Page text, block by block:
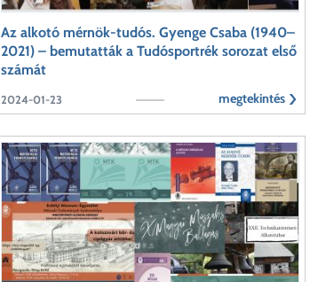
Az alkotó mérnök-tudós. Gyenge Csaba (1940–
2021) – bemutatták a Tudósportrék sorozat első
számát
megtekintés
2024-01-23